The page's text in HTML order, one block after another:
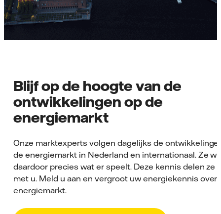
Blijf op de hoogte van de
ontwikkelingen op de
energiemarkt
Onze marktexperts volgen dagelijks de
de energiemarkt in Nederland en internationaal. Ze
daardoor precies wat er speelt. Deze kennis delen ze
met u. Meld u aan en vergroot uw energiekennis over
energiemarkt.